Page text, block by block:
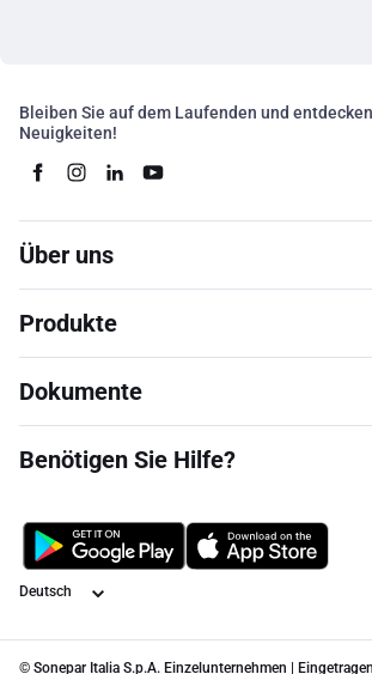
Bleiben Sie auf dem Laufenden und
Neuigkeiten!
Über uns
Produkte
Dokumente
Benötigen Sie Hilfe?
Sprache
© Sonepar Italia S.p.A. Einzelunternehmen |